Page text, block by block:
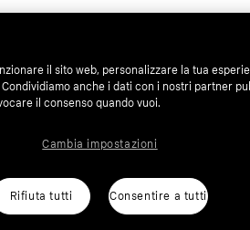
il sito web, personalizzare la tua
anche i dati con i nostri partner
il consenso quando vuoi.
Rifiuta tutti Consentire a tutti
Cambia impostazioni